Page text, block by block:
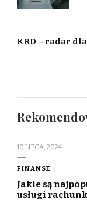
KRD – radar
10 LIPCA, 2024
FINANSE
Jakie są
usługi